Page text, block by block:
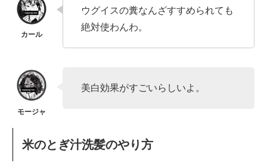
ウグイスの糞なんざすすめられても
絶対使わんわ。
美白効果がすごいらしいよ。
米のとぎ汁洗髪のやり方